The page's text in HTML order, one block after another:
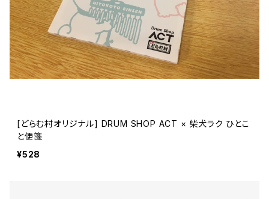
[どらむ村オリジナル] DRUM SHOP ACT × 柴犬ラク ひとこ
と便箋
¥528